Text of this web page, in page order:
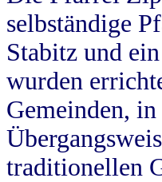
selbständige
Stabitz und
wurden
Gemeinden,
traditionellen